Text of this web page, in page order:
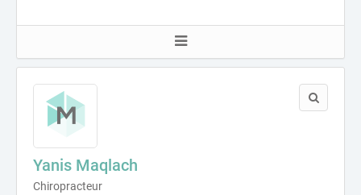
Yanis Maqlach
Chiropracteur